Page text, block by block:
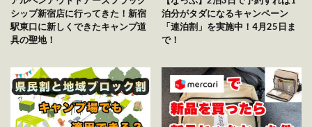
シップ新宿店に行ってきた！新宿
駅東口に新しくできたキャンプ道
具の聖地！
泊分がタダになるキャンペーン
「連泊割」を実施中！4月25日ま
で！